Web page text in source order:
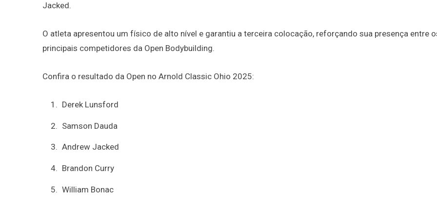
Jacked.
O atleta apresentou um físico de alto nível e garantiu a terceira colocação, reforçando sua presença entre
principais competidores da Open Bodybuilding.
Confira o resultado da Open no Arnold Classic Ohio 2025:
Derek Lunsford
Samson Dauda
Andrew Jacked
Brandon Curry
William Bonac